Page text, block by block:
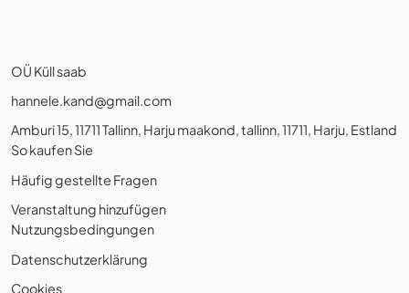
OÜ Küll saab
hannele.kand@gmail.com
Amburi 15, 11711 Tallinn, Harju maakond, tallinn, 11711, Harju, Estland
So kaufen Sie
Häufig gestellte Fragen
Veranstaltung hinzufügen
Nutzungsbedingungen
Datenschutzerklärung
Cookies